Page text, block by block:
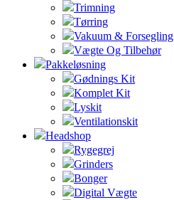
Trimning
Tørring
Vakuum & Forsegling
Vægte Og Tilbehør
Pakkeløsning
Gødnings Kit
Komplet Kit
Lyskit
Ventilationskit
Headshop
Rygegrej
Grinders
Bonger
Digital Vægte